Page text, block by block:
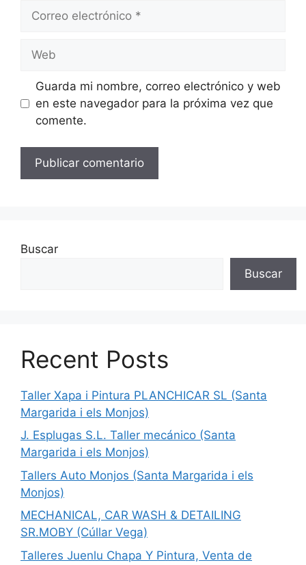
Correo
Web
Guarda mi nombre, correo electrónico y web
en este navegador para la próxima vez que
comente.
Buscar
Buscar
Recent Posts
Taller Xapa i Pintura PLANCHICAR SL (Santa
Margarida i els Monjos)
J. Esplugas S.L. Taller mecánico (Santa
Margarida i els Monjos)
Tallers Auto Monjos (Santa Margarida i els
Monjos)
MECHANICAL, CAR WASH & DETAILING
SR.MOBY (Cúllar Vega)
Talleres Juenlu Chapa Y Pintura, Venta de